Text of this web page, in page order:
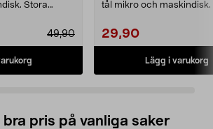
Stora
49,90
tål mikro och maskindisk.
29,90
Lägg i varukorg
pris på vanliga saker